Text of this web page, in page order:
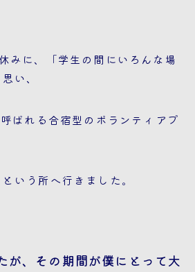
みに、「学生の間にいろんな場
い、
ばれる合宿型のボランティアプ
いう所へ行きました。
が、その期間が僕にとって大